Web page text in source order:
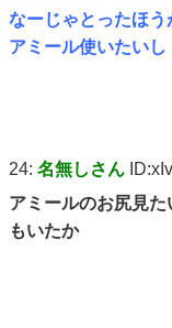
なーじゃとったほう
アミール使いたいし
24: 名無しさん
アミールのお尻見
もいたか